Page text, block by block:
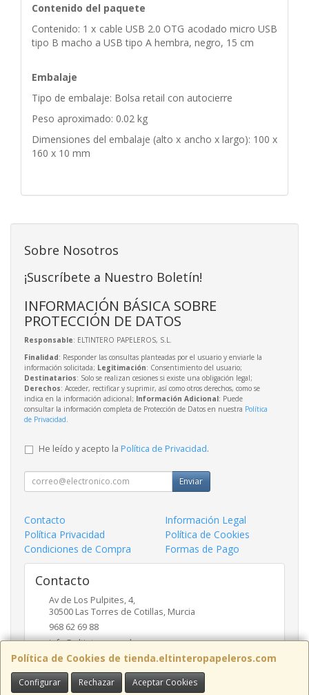
Contenido del paquete
Contenido: 1 x cable USB 2.0 OTG acodado micro USB
tipo B macho a USB tipo A hembra, negro, 15 cm
Embalaje
Tipo de embalaje: Bolsa retail con autocierre
Peso aproximado: 0.02 kg
Dimensiones del embalaje (alto x ancho x largo): 100 x
160 x 10 mm
Política de Cookies de tienda.eltinteropapeleros.com
Configurar Rechazar Aceptar Cookies
Sobre Nosotros
¡Suscríbete a Nuestro Boletín!
INFORMACIÓN BÁSICA SOBRE
PROTECCIÓN DE DATOS
Responsable: ELTINTERO PAPELEROS, S.L.
Finalidad: Responder las consultas planteadas por el usuario y enviarle la
información solicitada; Legitimación: Consentimiento del usuario;
Destinatarios: Solo se realizan cesiones si existe una obligación legal;
Derechos: Acceder, rectificar y suprimir, así como otros derechos, como se
indica en la información adicional; Información Adicional: Puede
consultar la información completa de Protección de Datos en nuestra Política
de Privacidad
He leído y acepto la Política de Privacidad.
Enviar
Contacto
Información Legal
Política Privacidad
Política de Cookies
Condiciones de Compra
Formas de Pago
Contacto
Av de Los Pulpites, 4,
30500 Las Torres de Cotillas, Murcia
968 62 69 88
info@eltinteropapeleros.com
Horario